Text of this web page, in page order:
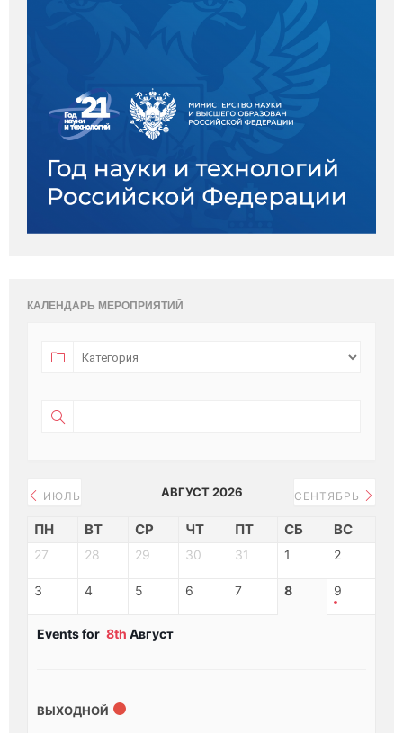
КАЛЕНДАРЬ МЕРОПРИЯТИЙ
ИЮЛЬ АВГУСТ 2026 СЕНТЯБРЬ
ПН ВТ СР ЧТ ПТ СБ ВС
27 28 29 30 31 1 2
3 4 5 6 7 8 9
Events for 8th Август
ВЫХОДНОЙ